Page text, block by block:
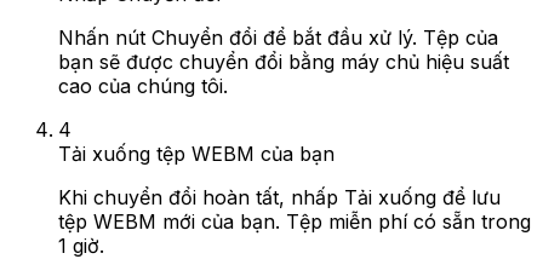
Nhấn nút Chuyển đổi để bắt đầu xử lý. Tệp của
bạn sẽ được chuyển đổi bằng máy chủ hiệu suất
cao của chúng tôi.
4
Tải xuống tệp WEBM của bạn
Khi chuyển đổi hoàn tất, nhấp Tải xuống để lưu
tệp WEBM mới của bạn. Tệp miễn phí có sẵn trong
1 giờ.